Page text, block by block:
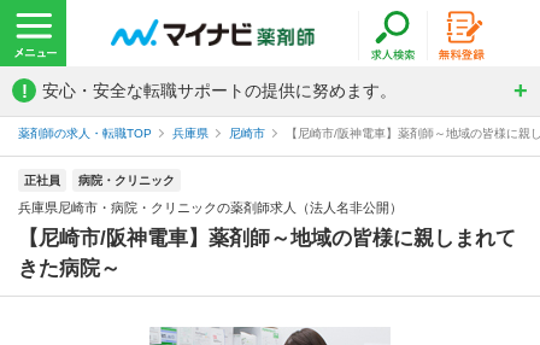
! 安心・安全な転職サポートの提供に努めます。
薬剤師の求人・転職TOP 兵庫県 尼崎市 【尼崎市/阪神電車】薬剤師～地域の皆様に
正社員 病院・クリニック
兵庫県尼崎市・病院・クリニックの薬剤師求人（法人名非公開）
【尼崎市/阪神電車】薬剤師～地域の皆様に親しまれて
きた病院～